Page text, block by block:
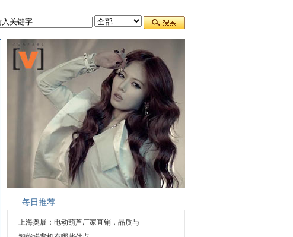
每日推荐
上海奥展：电动葫芦厂家直销，品质与